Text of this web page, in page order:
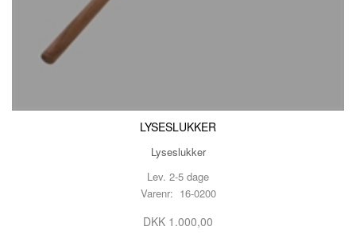
LYSESLUKKER
Lyseslukker
Lev. 2-5 dage
Varenr: 16-0200
DKK 1.000,00